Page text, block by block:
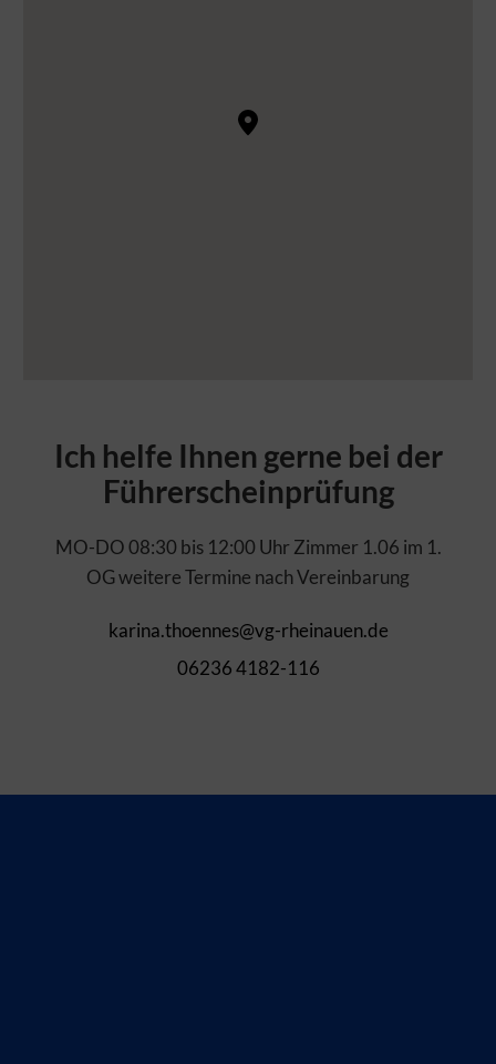
Ich helfe Ihnen gerne bei der
Führerscheinprüfung
MO-DO 08:30 bis 12:00 Uhr Zimmer 1.06 im 1.
OG weitere Termine nach Vereinbarung
karina.thoennes@vg-rheinauen.de
06236 4182-116